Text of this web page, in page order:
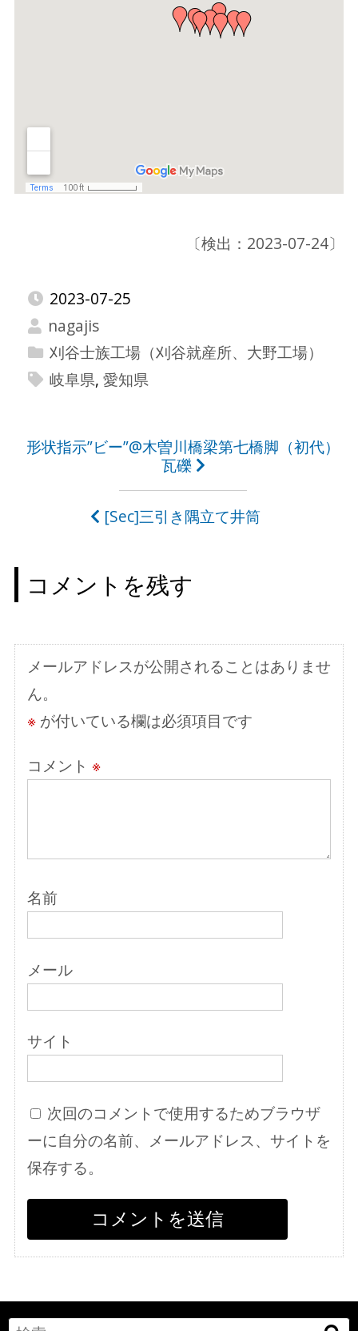
〔検出：2023-07-24〕
2023-07-25
nagajis
刈谷士族工場（刈谷就産所、大野工場）
岐阜県, 愛知県
投
ゲ
ー
ョ
ン
形状指示”ビー”@木曽川橋梁第七橋脚（初代）
瓦礫
[Sec]三引き隅立て井筒
コメントを残す
メールアドレスが公開されることはありませ
ん。
※が付いている欄は必須項目です
コメント ※
名前
メール
サイト
次回のコメントで使用するためブラウザ
ーに自分の名前、メールアドレス、サイトを
保存する。